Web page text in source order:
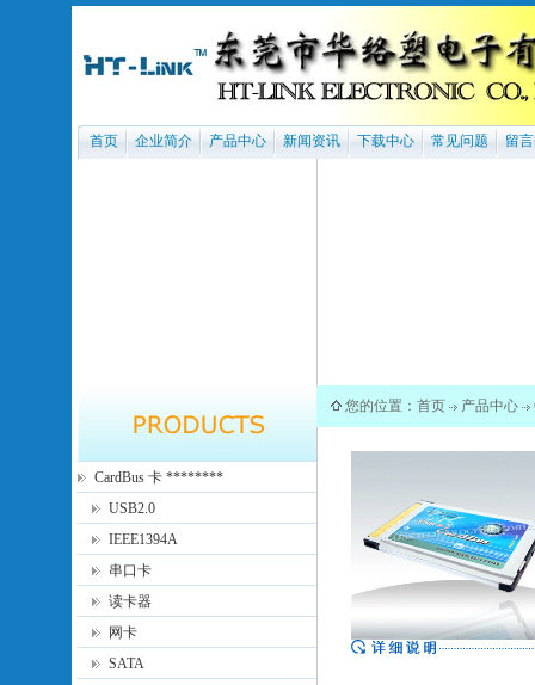
首页 企业简介 产品中心 新闻资讯 下载中心 常见问题 留
CardBus 卡 ********
USB2.0
IEEE1394A
串口卡
读卡器
网卡
SATA
您的位置： 首页 产品中心